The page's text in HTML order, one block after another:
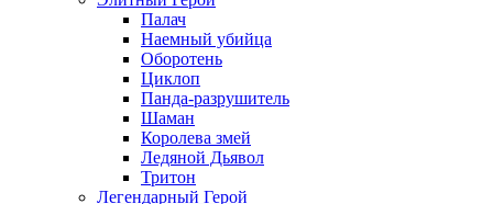
Палач
Наемный убийца
Оборотень
Циклоп
Панда-разрушитель
Шаман
Королева змей
Ледяной Дьявол
Тритон
Легендарный Герой